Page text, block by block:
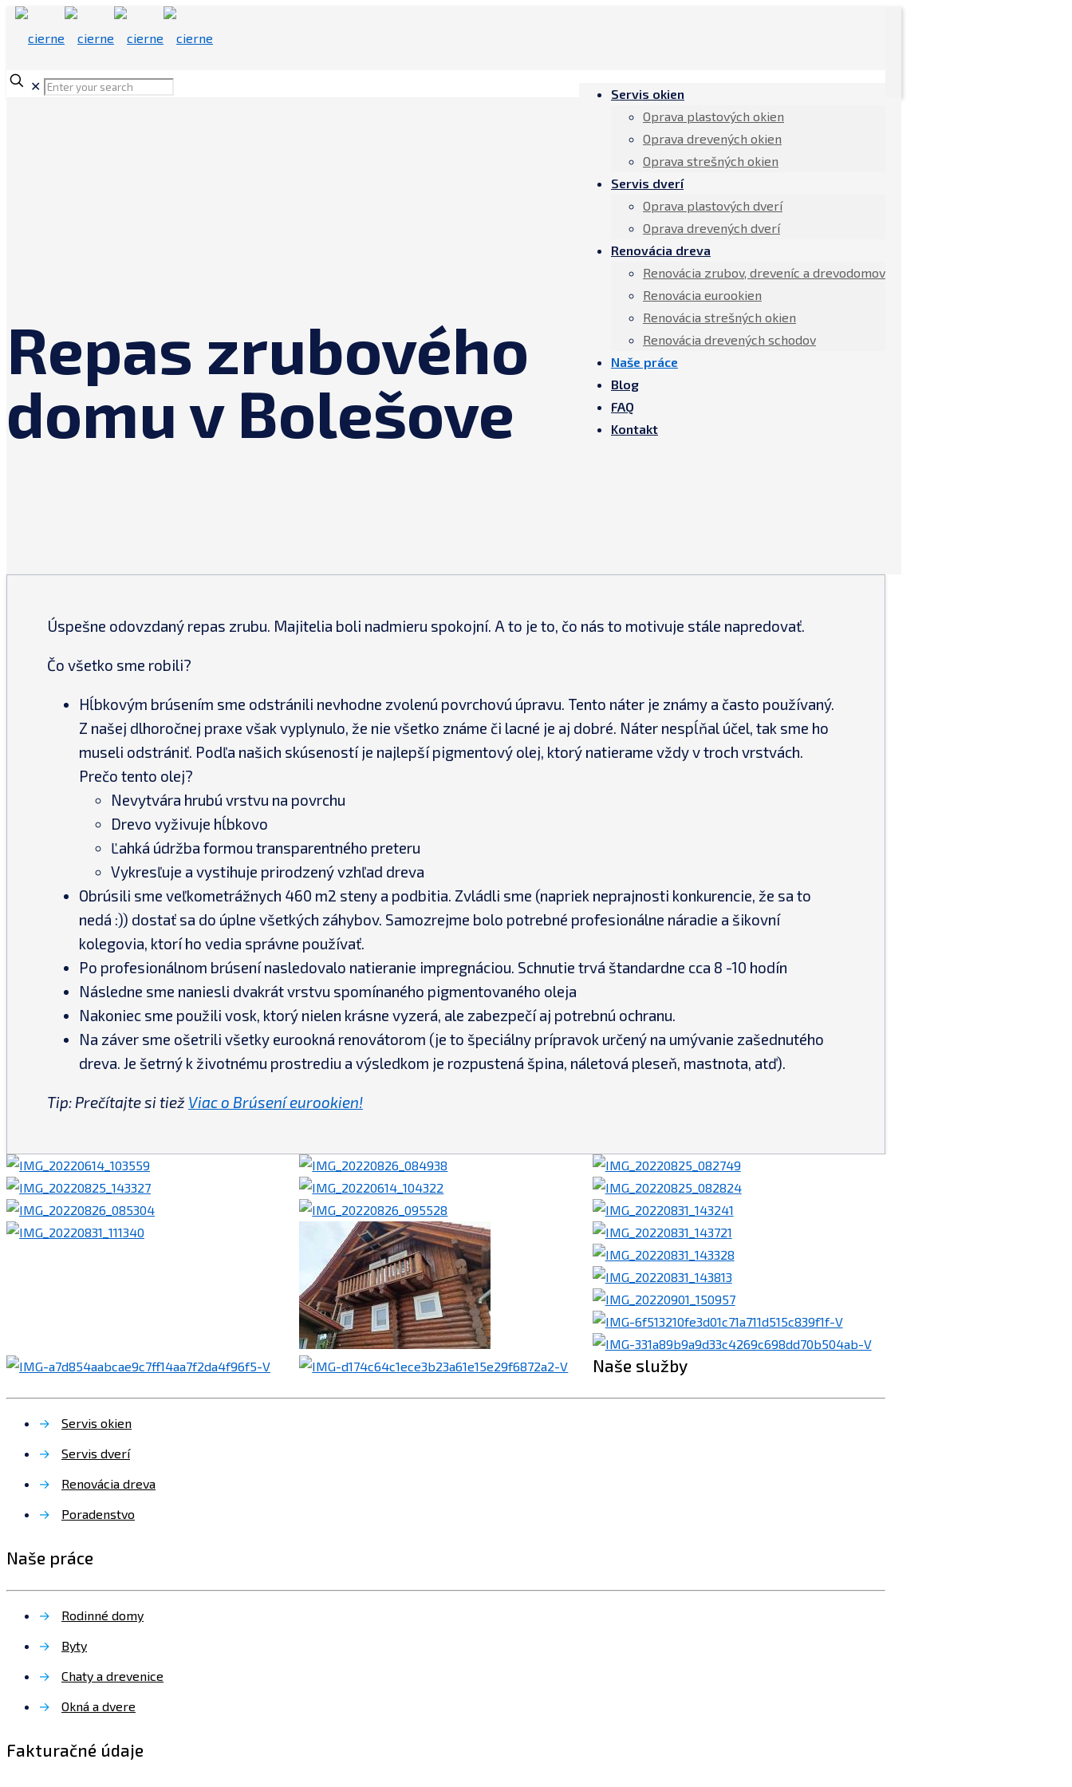
Servis okien
Oprava plastových okien
Oprava drevených okien
Oprava strešných okien
Servis dverí
Oprava plastových dverí
Oprava drevených dverí
Renovácia dreva
Renovácia zrubov, dreveníc a drevodomov
Renovácia eurookien
Renovácia strešných okien
Renovácia drevených schodov
Naše práce
Blog
FAQ
Kontakt
✕
Repas zrubového
domu v Bolešove
Úspešne odovzdaný repas zrubu. Majitelia boli nadmieru spokojní. A to je to, čo nás to motivuje stále napredovať.
Čo všetko sme robili?
Hĺbkovým brúsením sme odstránili nevhodne zvolenú povrchovú úpravu. Tento náter je známy a často používaný.
Z našej dlhoročnej praxe však vyplynulo, že nie všetko známe či lacné je aj dobré. Náter nespĺňal účel, tak sme ho
museli odstrániť. Podľa našich skúseností je najlepší pigmentový olej, ktorý natierame vždy v troch vrstvách.
Prečo tento olej?
Nevytvára hrubú vrstvu na povrchu
Drevo vyživuje hĺbkovo
Ľahká údržba formou transparentného preteru
Vykresľuje a vystihuje prirodzený vzhľad dreva
Obrúsili sme veľkometrážnych 460 m2 steny a podbitia. Zvládli sme (napriek neprajnosti konkurencie, že sa to
nedá :)) dostať sa do úplne všetkých záhybov. Samozrejme bolo potrebné profesionálne náradie a šikovní
kolegovia, ktorí ho vedia správne používať.
Po profesionálnom brúsení nasledovalo natieranie impregnáciou. Schnutie trvá štandardne cca 8 -10 hodín
Následne sme naniesli dvakrát vrstvu spomínaného pigmentovaného oleja
Nakoniec sme použili vosk, ktorý nielen krásne vyzerá, ale zabezpečí aj potrebnú ochranu.
Na záver sme ošetrili všetky eurookná renovátorom (je to špeciálny prípravok určený na umývanie zašednutého
dreva. Je šetrný k životnému prostrediu a výsledkom je rozpustená špina, náletová pleseň, mastnota, atď).
Tip: Prečítajte si tiež Viac o Brúsení eurookien!
Naše služby
→
Servis okien
→
Servis dverí
→
Renovácia dreva
→
Poradenstvo
Naše práce
→
Rodinné domy
→
Byty
→
Chaty a drevenice
→
Okná a dvere
Fakturačné údaje